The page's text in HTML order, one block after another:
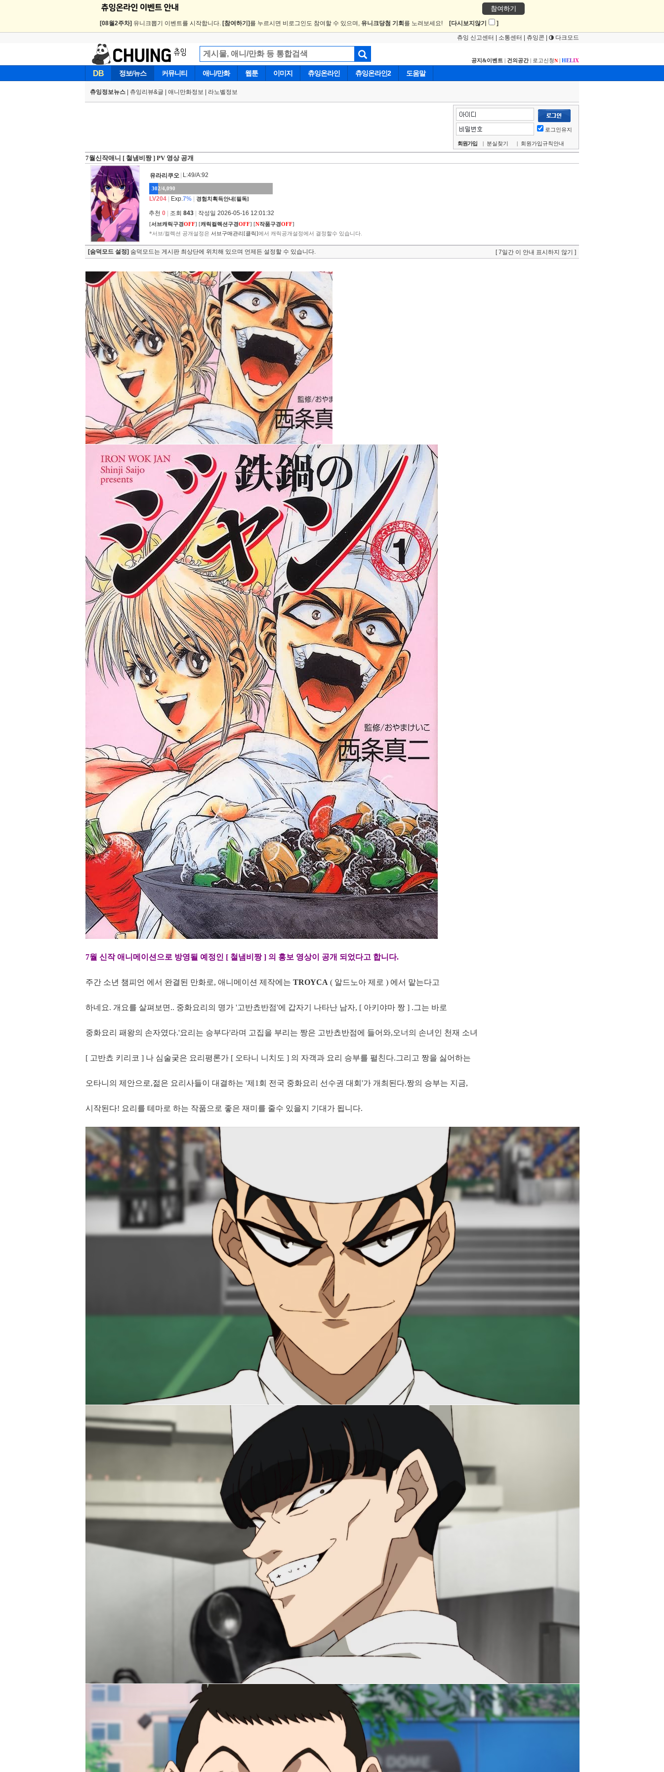
참여하기
[08월2주차] 유니크뽑기 이벤트를 시작합니다. [참여하기] 를 누르시면 비로그인도 참여할 수 있으며, 유니크당첨 기회 를 노려보세요! [다시보지않기 ]
츄잉 신고센터 소통센터 츄잉콘 다크모드
공지&이벤트 | 건의공간| 로고신청N | HELIX
DB 정보/뉴스 커뮤니티 애니/만화 웹툰 이미지 츄잉온라인 츄잉온라인2 도움말
츄잉정보뉴스 츄잉리뷰&글 애니만화정보 라노벨정보
로그인유지
회원가입 | 분실찾기 | 회원가입규칙안내
7월신작애니 [ 철냄비짱 ] PV 영상 공개
유라리쿠오 L:49/A:92
302/4,090
LV204 Exp.7% 경험치획득안내[필독]
추천 0 조회 843 작성일 2026-05-16 12:01:32
[서브캐릭구경OFF] [캐릭컬렉션구경OFF] [N작품구경OFF]
*서브/컬렉션 공개설정은 서브구매관리[클릭]에서 캐릭공개설정에서 결정할수 있습니다.
[숨덕모드 설정] 숨덕모드는 게시판 최상단에 위치해 있으며 언제든 설정할 수 있습니다. [ 7일간 이 안내 표시하지 않기 ]
7월 신작 애니메이션으로 방영될 예정인 [ 철냄비짱 ] 의 홍보 영상이 공개 되었다고 합니다.
주간 소년 챔피언 에서 완결된 만화로, 애니메이션 제작에는 TROYCA ( 알드노아 제로 ) 에서 맡는다고
하네요. 개요를 살펴보면.. 중화요리의 명가 '고반쵸반점'에 갑자기 나타난 남자, [ 아키야마 짱 ] .그는 바로
중화요리 패왕의 손자였다.'요리는 승부다'라며 고집을 부리는 짱은 고반쵸반점에 들어와,오너의 손녀인 천재 소녀
[ 고반쵸 키리코 ] 나 심술궂은 요리평론가 [ 오타니 니치도 ] 의 자객과 요리 승부를 펼친다.그리고 짱을 싫어하는
오타니의 제안으로,젊은 요리사들이 대결하는 '제1회 전국 중화요리 선수권 대회'가 개최된다.짱의 승부는 지금,
시작된다! 요리를 테마로 하는 작품으로 좋은 재미를 줄수 있을지 기대가 됩니다.